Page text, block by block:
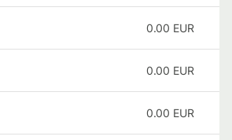
0.00 EUR
0.00 EUR
0.00 EUR